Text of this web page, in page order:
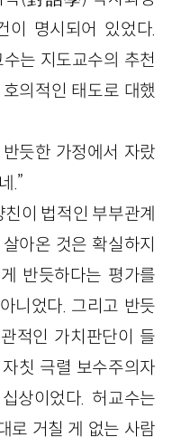
이 명시되어 있었다.
는 지도교수의 추천
의적인 태도로 대했
듯한 가정에서 자랐
.”
이 법적인 부부관계
아온 것은 확실하지
반듯하다는 평가를
니었다. 그리고 반듯
적인 가치판단이 들
칫 극렬 보수주의자
상이었다. 허교수는
로 거칠 게 없는 사람